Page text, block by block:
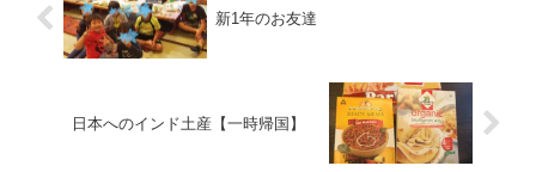
新1年のお友達
日本へのインド土産【一時帰国】